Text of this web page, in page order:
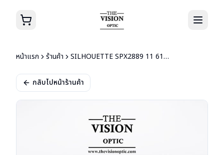
หน้าแรก ร้านค้า SILHOUETTE SPX2889 11 6122
กลับไปหน้าร้านค้า